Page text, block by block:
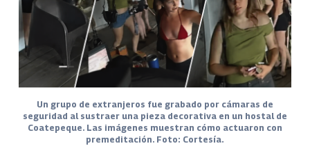
Un grupo de extranjeros fue grabado por cámaras de
seguridad al sustraer una pieza decorativa en un hostal de
Coatepeque. Las imágenes muestran cómo actuaron con
premeditación. Foto: Cortesía.